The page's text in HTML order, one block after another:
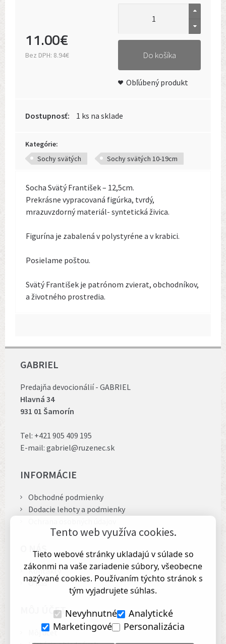
11.00€
Bez DPH: 8.94€ Do košíka
Obľúbený produkt
Dostupnosť: 1 ks na sklade
Kategórie:
Sochy svätých
Sochy svätých 10-19cm
Socha Svätý František – 12,5cm.
Prekrásne vypracovaná figúrka, tvrdý,
mrazuvzdorný materiál- syntetická živica.
Figurína je zabalená v polystyréne a v krabici.
Posielame poštou.
Svätý František je patrónom zvierat, obchodníkov,
a životného prostredia.
GABRIEL
Predajňa devocionálií - GABRIEL
Hlavná 34
931 01 Šamorín
Tel: +421 905 409 195
E-mail: gabriel@ruzenec.sk
INFORMÁCIE
Obchodné podmienky
Dodacie lehoty a podmienky
O NÁS
Kontakty
O nás
MÔJ ÚČET
Môj účet
Tento web využíva cookies.
Tieto webové stránky ukladajú v súlade so
zákonmi na vaše zariadenie súbory, všeobecne
nazývané cookies. Používaním týchto stránok s
tým vyjadrujete súhlas.
Nevyhnutné
Analytické
Marketingové
Personalizácia